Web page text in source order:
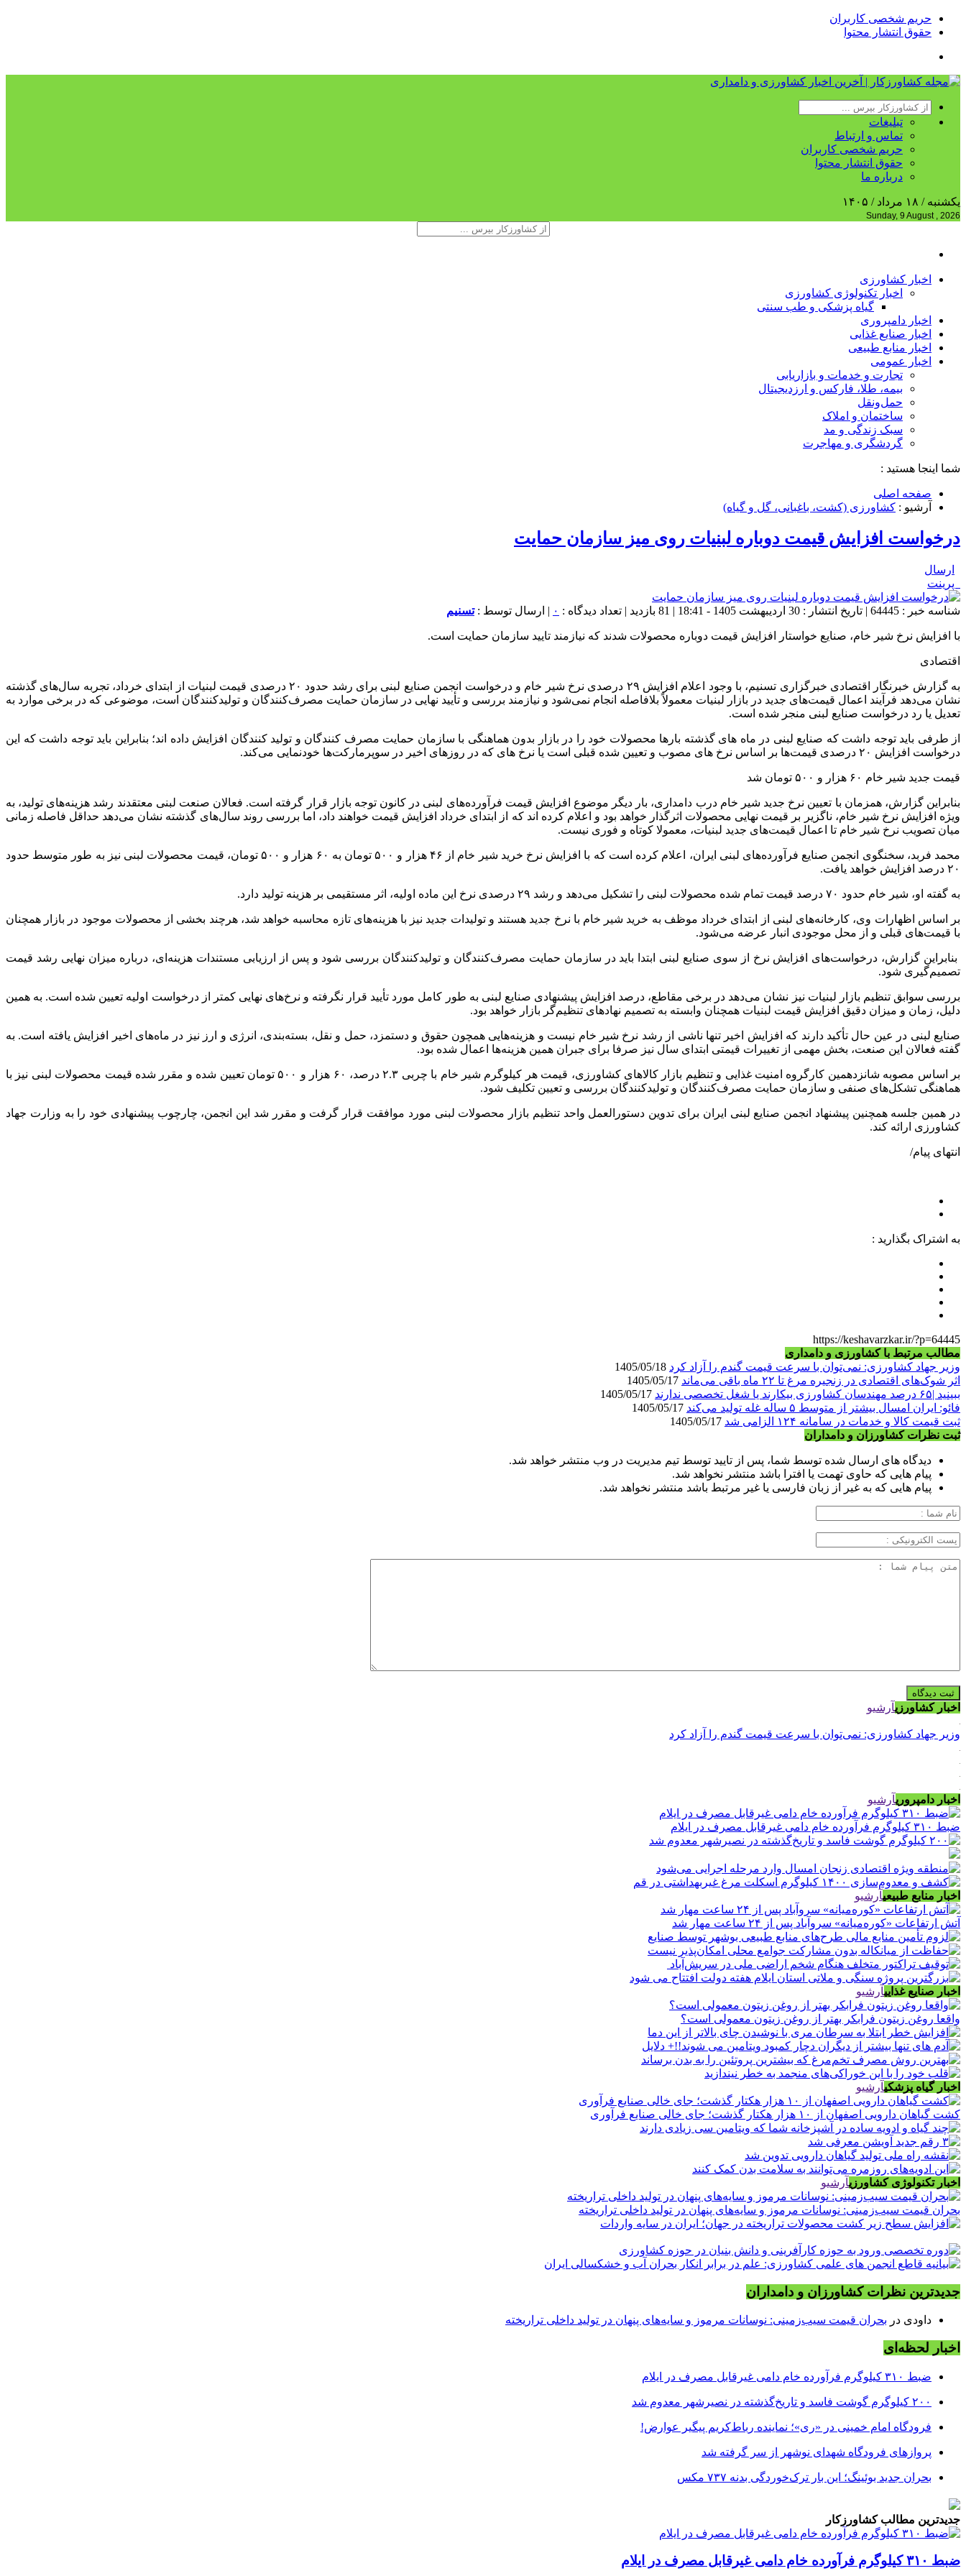
حریم شخصی کاربران
حقوق انتشار محتوا
تبلیغات
تماس و ارتباط
حریم شخصی کاربران
حقوق انتشار محتوا
درباره ما
یکشنبه / ۱۸ مرداد / ۱۴۰۵
Sunday, 9 August , 2026
اخبار کشاورزی
اخبار تکنولوژی کشاورزی
گیاه پزشکی و طب سنتی
اخبار دامپروری
اخبار صنایع غذایی
اخبار منابع طبیعی
اخبار عمومی
تجارت و خدمات و بازاریابی
بیمه، طلا، فارکس و ارزدیجیتال
حمل‌و‌نقل
ساختمان و املاک
سبک زندگی و مد
گردشگری و مهاجرت
شما اینجا هستید :
صفحه اصلی
آرشیو : کشاورزی (کشت، باغبانی، گل و گیاه)
درخواست افزایش قیمت دوباره لبنیات روی میز سازمان حمایت
ارسال
پرینت
شناسه خبر : 64445 | تاریخ انتشار : 30 اردیبهشت 1405 - 18:41 | 81 بازدید | تعداد دیدگاه : ۰ | ارسال توسط :تسنیم
با افزایش نرخ شیر خام، صنایع خواستار افزایش قیمت دوباره محصولات شدند که نیازمند تایید سازمان حمایت است.
اقتصادی
به گزارش خبرنگار اقتصادی خبرگزاری تسنیم، با وجود اعلام افزایش ۲۹ درصدی نرخ شیر خام و درخواست انجمن صنایع لبنی برای رشد حدود ۲۰ درصدی قیمت لبنیات از ابتدای خرداد، تجربه سال‌های گذشته
نشان می‌دهد فرآیند اعمال قیمت‌های جدید در بازار لبنیات معمولاً بلافاصله انجام نمی‌شود و نیازمند بررسی و تأیید نهایی در سازمان حمایت مصرف‌کنندگان و تولیدکنندگان است، موضوعی که در برخی موارد به
تعدیل یا رد درخواست صنایع لبنی منجر شده است.
از طرفی باید توجه داشت که صنایع لبنی در ماه های گذشته بارها محصولات خود را در بازار بدون هماهنگی با سازمان حمایت مصرف کنندگان و تولید کنندگان افزایش داده اند؛ بنابراین باید توجه داشت که این
درخواست افزایش ۲۰ درصدی قیمت‌ها بر اساس نرخ های مصوب و تعیین شده قبلی است یا نرخ های که در روزهای اخیر در سوپرمارکت‌ها خودنمایی می‌کند.
قیمت جدید شیر خام ۶۰ هزار و ۵۰۰ تومان شد
بنابراین گزارش، همزمان با تعیین نرخ جدید شیر خام درب دامداری، بار دیگر موضوع افزایش قیمت فرآورده‌های لبنی در کانون توجه بازار قرار گرفته است. فعالان صنعت لبنی معتقدند رشد هزینه‌های تولید، به
ویژه افزایش نرخ شیر خام، ناگزیر بر قیمت نهایی محصولات اثرگذار خواهد بود و اعلام کرده اند که از ابتدای خرداد افزایش قیمت خواهند داد، اما بررسی روند سال‌های گذشته نشان می‌دهد حداقل فاصله زمانی
میان تصویب نرخ شیر خام تا اعمال قیمت‌های جدید لبنیات، معمولا کوتاه و فوری نیست.
محمد فربد، سخنگوی انجمن صنایع فرآورده‌های لبنی ایران، اعلام کرده است که با افزایش نرخ خرید شیر خام از ۴۶ هزار و ۵۰۰ تومان به ۶۰ هزار و ۵۰۰ تومان، قیمت محصولات لبنی نیز به طور متوسط حدود
۲۰ درصد افزایش خواهد یافت.
به گفته او، شیر خام حدود ۷۰ درصد قیمت تمام شده محصولات لبنی را تشکیل می‌دهد و رشد ۲۹ درصدی نرخ این ماده اولیه، اثر مستقیمی بر هزینه تولید دارد.
بر اساس اظهارات وی، کارخانه‌های لبنی از ابتدای خرداد موظف به خرید شیر خام با نرخ جدید هستند و تولیدات جدید نیز با هزینه‌های تازه محاسبه خواهد شد، هرچند بخشی از محصولات موجود در بازار همچنان
با قیمت‌های قبلی و از محل موجودی انبار عرضه می‌شود.
بنابراین گزارش، درخواست‌های افزایش نرخ از سوی صنایع لبنی ابتدا باید در سازمان حمایت مصرف‌کنندگان و تولیدکنندگان بررسی شود و پس از ارزیابی مستندات هزینه‌ای، درباره میزان نهایی رشد قیمت
تصمیم‌گیری شود.
بررسی سوابق تنظیم بازار لبنیات نیز نشان می‌دهد در برخی مقاطع، درصد افزایش پیشنهادی صنایع لبنی به طور کامل مورد تأیید قرار نگرفته و نرخ‌های نهایی کمتر از درخواست اولیه تعیین شده است. به همین
دلیل، زمان و میزان دقیق افزایش قیمت لبنیات همچنان وابسته به تصمیم نهادهای تنظیم‌گر بازار خواهد بود.
صنایع لبنی در عین حال تأکید دارند که افزایش اخیر تنها ناشی از رشد نرخ شیر خام نیست و هزینه‌هایی همچون حقوق و دستمزد، حمل و نقل، بسته‌بندی، انرژی و ارز نیز در ماه‌های اخیر افزایش یافته است. به
گفته فعالان این صنعت، بخش مهمی از تغییرات قیمتی ابتدای سال نیز صرفا برای جبران همین هزینه‌ها اعمال شده بود.
بر اساس مصوبه شانزدهمین کارگروه امنیت غذایی و تنظیم بازار کالاهای کشاورزی، قیمت هر کیلوگرم شیر خام با چربی ۲.۳ درصد، ۶۰ هزار و ۵۰۰ تومان تعیین شده و مقرر شده قیمت محصولات لبنی نیز با
هماهنگی تشکل‌های صنفی و سازمان حمایت مصرف‌کنندگان و تولیدکنندگان بررسی و تعیین تکلیف شود.
در همین جلسه همچنین پیشنهاد انجمن صنایع لبنی ایران برای تدوین دستورالعمل واحد تنظیم بازار محصولات لبنی مورد موافقت قرار گرفت و مقرر شد این انجمن، چارچوب پیشنهادی خود را به وزارت جهاد
کشاورزی ارائه کند.
انتهای پیام/
به اشتراک بگذارید :
https://keshavarzkar.ir/?p=64445
مطالب مرتبط با کشاورزی و دامداری
وزیر جهاد کشاورزی: نمی‌توان با سرعت قیمت گندم را آزاد کرد
اثر شوک‌های اقتصادی در زنجیره مرغ تا ۲۲ ماه باقی می‌ماند
ببینید |۶۵ درصد مهندسان کشاورزی بیکارند یا شغل تخصصی ندارند
فائو: ایران امسال بیشتر از متوسط ۵ ساله غله تولید می‌کند
ثبت قیمت کالا و خدمات در سامانه ۱۲۴ الزامی شد
ثبت نظرات کشاورزان و دامداران
دیدگاه های ارسال شده توسط شما، پس از تایید توسط تیم مدیریت در وب منتشر خواهد شد.
پیام هایی که حاوی تهمت یا افترا باشد منتشر نخواهد شد.
پیام هایی که به غیر از زبان فارسی یا غیر مرتبط باشد منتشر نخواهد شد.
اخبار کشاورزیآرشیو
وزیر جهاد کشاورزی: نمی‌توان با سرعت قیمت گندم را آزاد کرد
اخبار دامپروریآرشیو
ضبط ۳۱۰ کیلوگرم فرآورده خام دامی غیرقابل مصرف در ایلام
اخبار منابع طبیعیآرشیو
آتش ارتفاعات «کوره‌میانه» سروآباد پس از ۲۴ ساعت مهار شد
اخبار صنایع غذاییآرشیو
واقعا روغن زیتون فرابکر بهتر از روغن زیتون معمولی است؟
اخبار گیاه پزشکیآرشیو
کشت گیاهان دارویی اصفهان از ۱۰ هزار هکتار گذشت؛ جای خالی صنایع فرآوری
اخبار تکنولوژی کشاورزیآرشیو
بحران قیمت سیب‌زمینی: نوسانات مرموز و سایه‌های پنهان در تولید داخلی تراریخته
جدیدترین نظرات کشاورزان و دامداران
داودی در بحران قیمت سیب‌زمینی: نوسانات مرموز و سایه‌های پنهان در تولید داخلی تراریخته
اخبار لحظه‌ای
ضبط ۳۱۰ کیلوگرم فرآورده خام دامی غیرقابل مصرف در ایلام
۲۰۰ کیلوگرم گوشت فاسد و تاریخ‌گذشته در نصیرشهر معدوم شد
فرودگاه امام خمینی در «ری»؛ نماینده رباط‌کریم پیگیر عوارض!
پروازهای فرودگاه شهدای نوشهر از سر گرفته شد
بحران جدید بوئینگ؛ این بار ترک‌خوردگی بدنه ۷۳۷ مکس
جدیدترین مطالب کشاورزکار
ضبط ۳۱۰ کیلوگرم فرآورده خام دامی غیرقابل مصرف در ایلام